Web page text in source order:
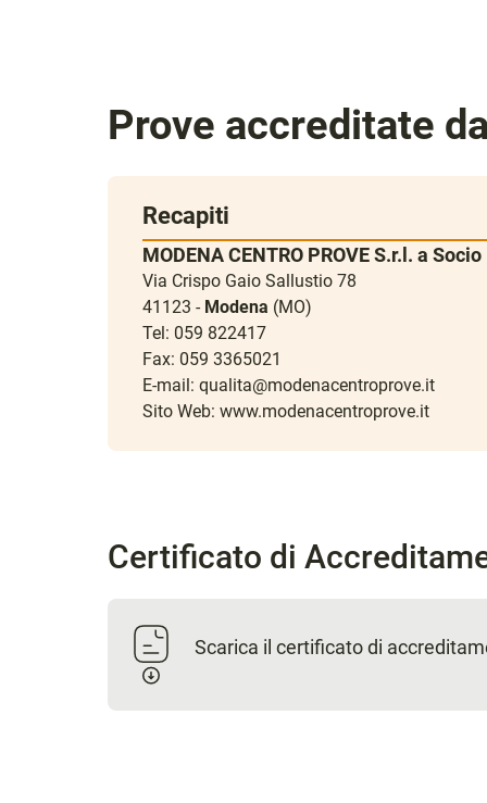
Prove accreditate
Recapiti
MODENA CENTRO PROVE S.r.l. a
Via Crispo Gaio Sallustio 78
41123 - Modena (MO)
Tel: 059 822417
Fax: 059 3365021
E-mail: qualita@modenacentroprove.it
Sito Web: www.modenacentroprove.it
Certificato di
Scarica il certificato di